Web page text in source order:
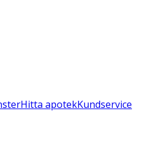
Hitta apotekKundservice